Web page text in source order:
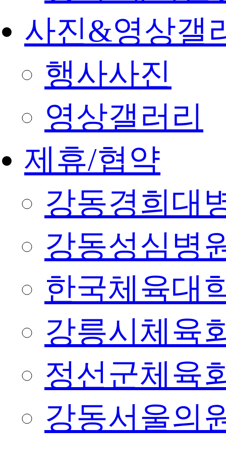
사진&영상갤
행사사진
영상갤러리
제휴/협약
강동경희대
강동성심병
한국체육대
강릉시체육
정선군체육
강동서울의